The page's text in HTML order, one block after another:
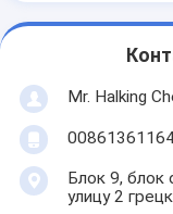
Mr. Halking
Блок 9, блок
улицу 2